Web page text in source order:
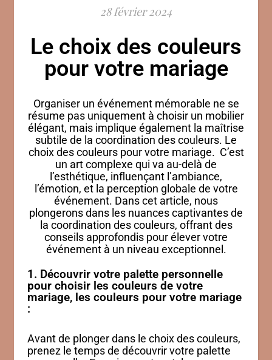
28 février 2024
Le choix des couleurs
pour votre mariage
Organiser un événement mémorable ne se
résume pas uniquement à choisir un mobilier
élégant, mais implique également la maîtrise
subtile de la coordination des couleurs. Le
choix des couleurs pour votre mariage. C’est
un art complexe qui va au-delà de
l’esthétique, influençant l’ambiance,
l’émotion, et la perception globale de votre
événement. Dans cet article, nous
plongerons dans les nuances captivantes de
la coordination des couleurs, offrant des
conseils approfondis pour élever votre
événement à un niveau exceptionnel.
1. Découvrir votre palette personnelle
pour choisir les couleurs de votre
mariage, les couleurs pour votre mariage
:
Avant de plonger dans le choix des couleurs,
prenez le temps de découvrir votre palette